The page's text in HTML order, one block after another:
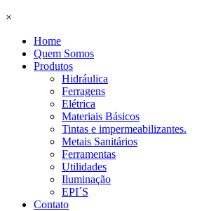
×
Home
Quem Somos
Produtos
Hidráulica
Ferragens
Elétrica
Materiais Básicos
Tintas e impermeabilizantes.
Metais Sanitários
Ferramentas
Utilidades
Iluminação
EPI´S
Contato